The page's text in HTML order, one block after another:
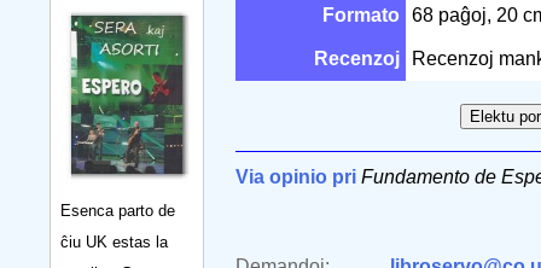
Esenca parto de
ĉiu UK estas la
Formato 68 paĝoj, 20
Recenzoj Recenzoj
Via opinio pri Fundamento de